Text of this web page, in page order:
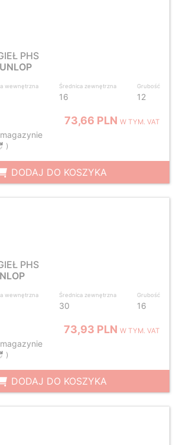
PHS
wewnętrzna Średnica zewnętrzna
16
Grubość
12
73,66 PLNW TYM. VAT
)
DODAJ DO KOSZYKA
PHS
wewnętrzna Średnica zewnętrzna
30
Grubość
16
73,93 PLNW TYM. VAT
)
DODAJ DO KOSZYKA